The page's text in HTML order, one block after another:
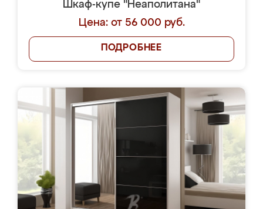
Шкаф-купе "Неаполитана"
Цена: от 56 000 руб.
ПОДРОБНЕЕ